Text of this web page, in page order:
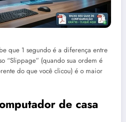
que 1 segundo é a diferença entre
“Slippage” (quando sua ordem é
do que você clicou) é o maior
de casa